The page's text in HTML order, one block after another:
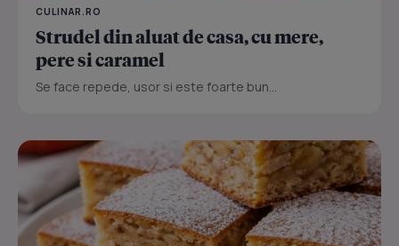
CULINAR.RO
Strudel din aluat de casa, cu mere,
pere si caramel
Se face repede, usor si este foarte bun...